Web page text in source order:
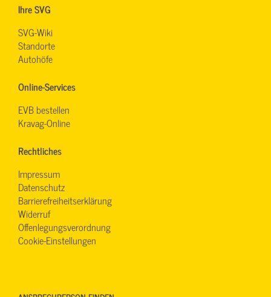
Ihre SVG
SVG-Wiki
Standorte
Autohöfe
Online-Services
EVB bestellen
Kravag-Online
Rechtliches
Impressum
Datenschutz
Barrierefreiheitserklärung
Widerruf
Offenlegungsverordnung
Cookie-Einstellungen